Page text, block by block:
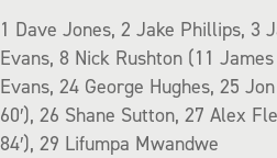
1 Dave Jones, 2 Jake Phillips, 3
Evans, 8 Nick Rushton (11
Evans, 24 George Hughes, 25
60′), 26 Shane Sutton, 27 Alex
84′), 29 Lifumpa Mwandwe